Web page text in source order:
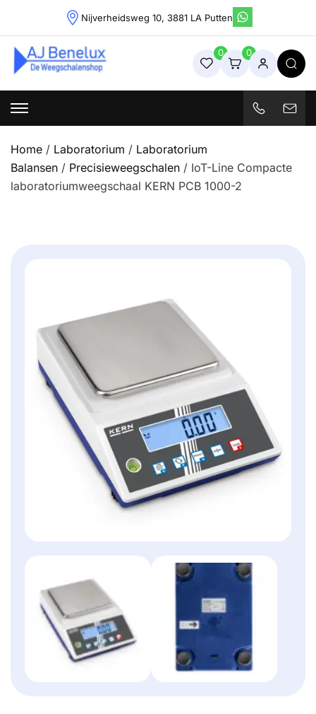
content
Nijverheidsweg 10, 3881 LA Putten
Weegschalenshop | Precisieweegschalen & Industriële
Weegoplossingen
0 0
Home / Laboratorium / Laboratorium
Balansen / Precisieweegschalen / IoT-Line Compacte
laboratoriumweegschaal KERN PCB 1000-2